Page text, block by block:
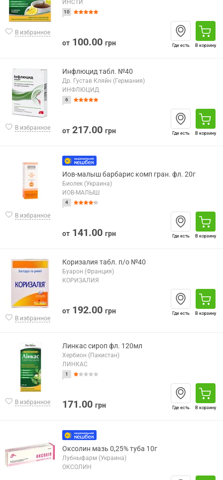
В избранное
ИНСТИ
10
от 100.00 грн Где есть В корзину
В избранное
Инфлюцид табл. №40
Др. Густав Кляйн (Германия)
ИНФЛЮЦИД
6
от 217.00 грн Где есть В корзину
В избранное
Иов-малыш барбарис комп гран. фл. 20г
Биолек (Украина)
ИОВ-МАЛЫШ
4
от 141.00 грн Где есть В корзину
В избранное
Коризалия табл. п/о №40
Буарон (Франция)
КОРИЗАЛИЯ
от 192.00 грн Где есть В корзину
В избранное
Линкас сироп фл. 120мл
Хербион (Пакистан)
ЛИНКАС
1
171.00 грн Где есть В корзину
Оксолин мазь 0,25% туба 10г
Лубныфарм (Украина)
ОКСОЛИН